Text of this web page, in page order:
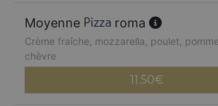
Moyenne roma
Crème fraîche, mozzarella, poulet,
chèvre
11.50€